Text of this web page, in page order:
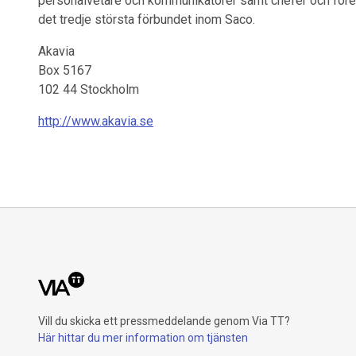
det tredje största förbundet inom Saco.
Akavia
Box 5167
102 44 Stockholm
http://www.akavia.se
Vill du skicka ett pressmeddelande genom Via TT?
Här hittar du mer information om tjänsten